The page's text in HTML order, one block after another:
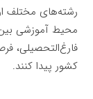
رشته‌های مختلف
محیط آموزشی
فارغ‌التحصیلی،
کشور پیدا کنند.